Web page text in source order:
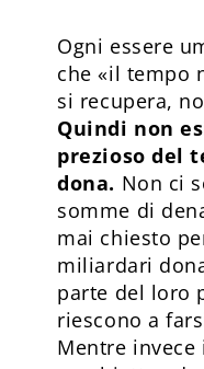
Ogni essere
che «il tempo
si recupera,
Quindi non
prezioso del
dona. Non ci
somme di
mai chiesto
miliardari
parte del loro
riescono a
Mentre invece